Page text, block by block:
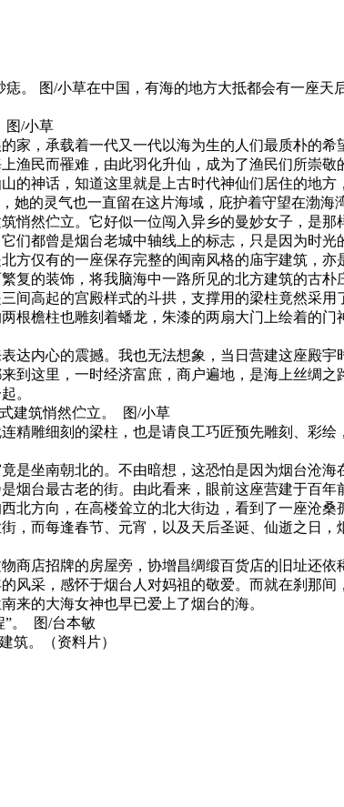
。 图/小草在中国，有海的地方大抵都会有一座
图/小草
家，承载着一代又一代以海为生的人们最质朴的希
渔民而罹难，由此羽化升仙，成为了渔民们所
的神话，知道这里就是上古时代神仙们居住的地
她的灵气也一直留在这片海域，庇护着守望在渤海
悄然伫立。它好似一位闯入异乡的曼妙女子，是
们都曾是烟台老城中轴线上的标志，只是因为时光
方仅有的一座保存完整的闽南风格的庙宇建筑，亦
复的装饰，将我脑海中一路所见的北方建筑的古
间高起的宫殿样式的斗拱，支撑用的梁柱竟然采
根檐柱也雕刻着蟠龙，朱漆的两扇大门上绘着的
达内心的震撼。我也无法想象，当日营建这座殿宇
到这里，一时经济富庶，商户遍地，是海上丝绸
。
建筑悄然伫立。 图/小草
精雕细刻的梁柱，也是请良工巧匠预先雕刻、彩
是坐南朝北的。不由暗想，这恐怕是因为烟台沧
烟台最古老的街。由此看来，眼前这座营建于百年
北方向，在高楼耸立的北大街边，看到了一座沧
，而每逢春节、元宵，以及天后圣诞、仙逝之日
商店招牌的房屋旁，协增昌绸缎百货店的旧址还
风采，感怀于烟台人对妈祖的敬爱。而就在刹那间
来的大海女神也早已爱上了烟台的海。
”。 图/台本敏
筑。（资料片）